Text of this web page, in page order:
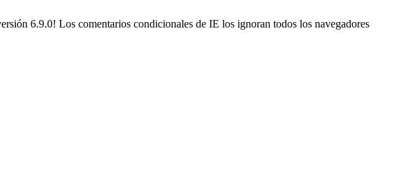
6.9.0! Los comentarios condicionales de IE los ignoran todos los navegadores